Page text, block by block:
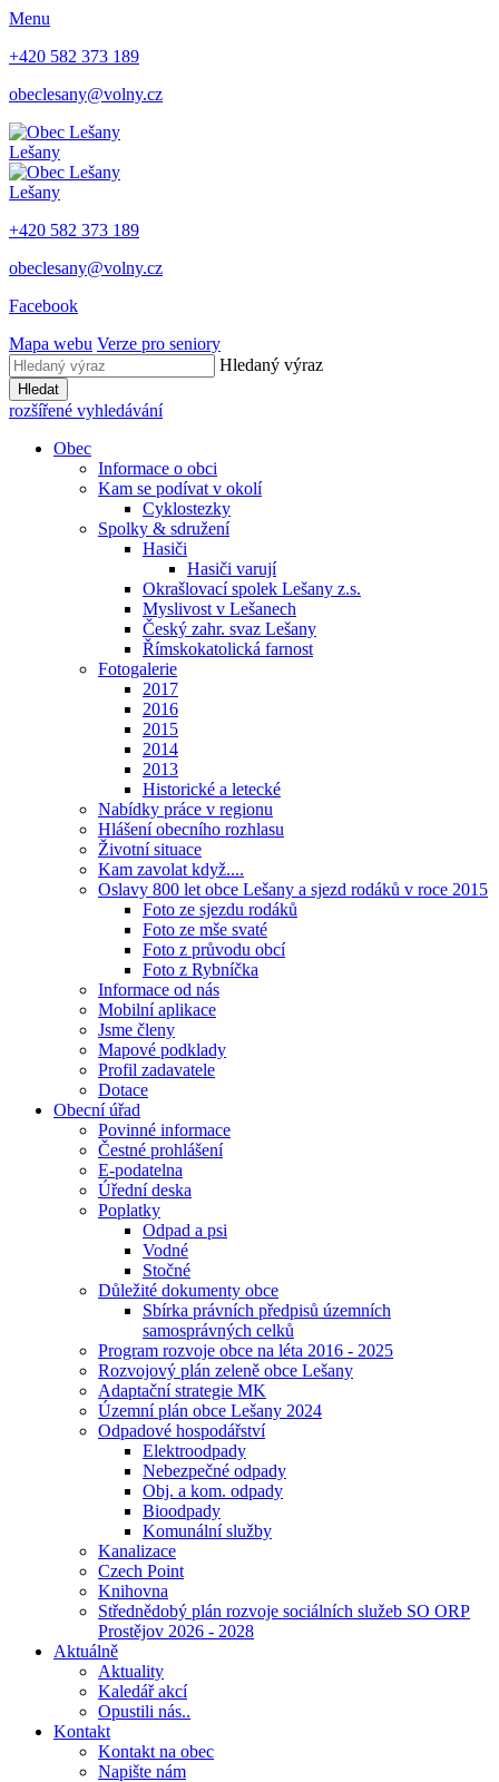
Menu
+420 582 373 189
obeclesany@volny.cz
Lešany
Lešany
+420 582 373 189
obeclesany@volny.cz
Facebook
Mapa webu Verze pro seniory
Hledaný výraz
Hledat
rozšířené vyhledávání
Obec
Informace o obci
Kam se podívat v okolí
Cyklostezky
Spolky & sdružení
Hasiči
Hasiči varují
Okrašlovací spolek Lešany z.s.
Myslivost v Lešanech
Český zahr. svaz Lešany
Římskokatolická farnost
Fotogalerie
2017
2016
2015
2014
2013
Historické a letecké
Nabídky práce v regionu
Hlášení obecního rozhlasu
Životní situace
Kam zavolat když....
Oslavy 800 let obce Lešany a sjezd rodáků v roce 2015
Foto ze sjezdu rodáků
Foto ze mše svaté
Foto z průvodu obcí
Foto z Rybníčka
Informace od nás
Mobilní aplikace
Jsme členy
Mapové podklady
Profil zadavatele
Dotace
Obecní úřad
Povinné informace
Čestné prohlášení
E-podatelna
Úřední deska
Poplatky
Odpad a psi
Vodné
Stočné
Důležité dokumenty obce
Sbírka právních předpisů územních
samosprávných celků
Program rozvoje obce na léta 2016 - 2025
Rozvojový plán zeleně obce Lešany
Adaptační strategie MK
Územní plán obce Lešany 2024
Odpadové hospodářství
Elektroodpady
Nebezpečné odpady
Obj. a kom. odpady
Bioodpady
Komunální služby
Kanalizace
Czech Point
Knihovna
Střednědobý plán rozvoje sociálních služeb SO ORP
Prostějov 2026 - 2028
Aktuálně
Aktuality
Kaledář akcí
Opustili nás..
Kontakt
Kontakt na obec
Napište nám